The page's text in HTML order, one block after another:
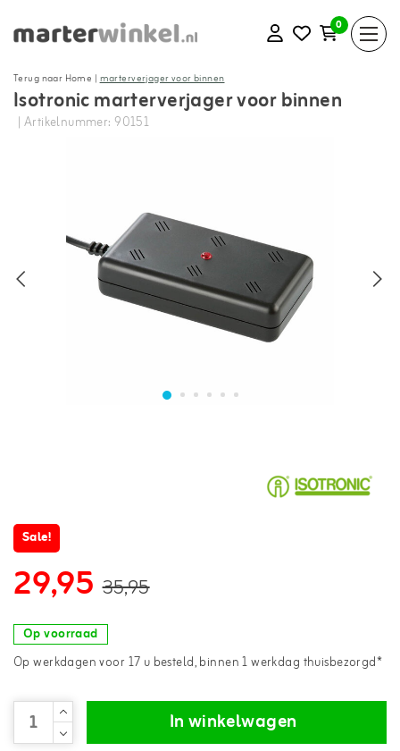
0
Terug naar Home |marterverjager voor binnen
Isotronic marterverjager voor binnen
| Artikelnummer: 90151
Sale!
29,95 35,95
Op voorraad
Op werkdagen voor 17 u besteld, binnen 1 werkdag thuisbezorgd*
In winkelwagen